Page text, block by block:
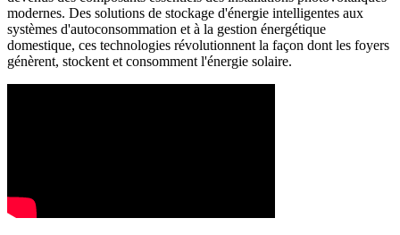
modernes. Des solutions de stockage d'énergie intelligentes aux
systèmes d'autoconsommation et à la gestion énergétique
domestique, ces technologies révolutionnent la façon dont les foyers
génèrent, stockent et consomment l'énergie solaire.